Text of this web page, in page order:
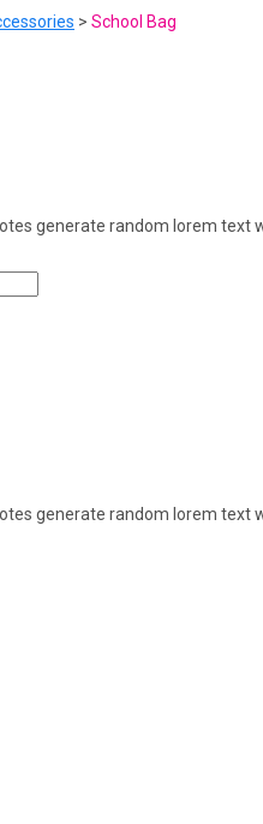
> School Bag
generate random lorem
generate random lorem